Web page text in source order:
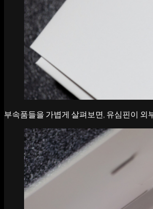
부속품들을 가볍게 살펴보면, 유심핀이 외